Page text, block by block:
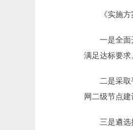
《实施方案
一是全面开
满足达标要求
二是采取平
网二级节点
三是遴选推